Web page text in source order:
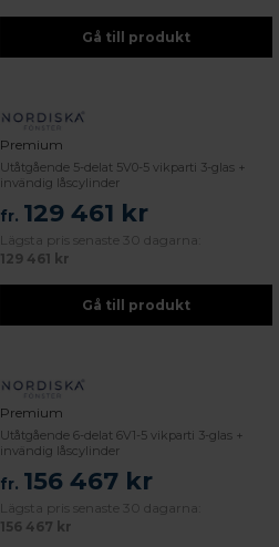
Gå till produkt
Premium
Utåtgående 5-delat 5V0-5 vikparti 3-glas +
invändig låscylinder
fr. 129 461 kr
Lägsta pris senaste 30 dagarna:
129 461 kr
Gå till produkt
Premium
Utåtgående 6-delat 6V1-5 vikparti 3-glas +
invändig låscylinder
fr. 156 467 kr
Lägsta pris senaste 30 dagarna:
156 467 kr